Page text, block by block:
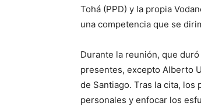
Tohá (PPD) y la propia
una competencia que se
Durante la reunión, que
presentes, excepto Alberto
de Santiago. Tras la cita,
personales y enfocar los